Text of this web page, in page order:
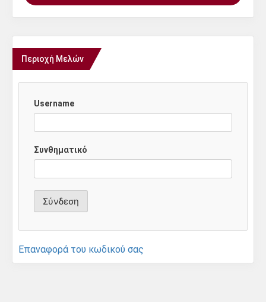
Περιοχή Μελών
Username
Συνθηματικό
Επαναφορά του κωδικού σας